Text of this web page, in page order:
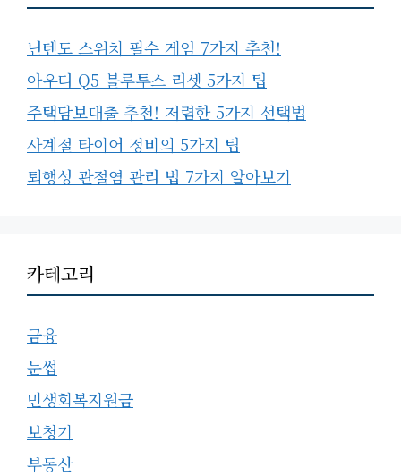
닌텐도 스위치 필수 게임 7가지 추천!
아우디 Q5 블루투스 리셋 5가지 팁
주택담보대출 추천! 저렴한 5가지 선택법
사계절 타이어 정비의 5가지 팁
퇴행성 관절염 관리 법 7가지 알아보기
카테고리
금융
눈썹
민생회복지원금
보청기
부동산